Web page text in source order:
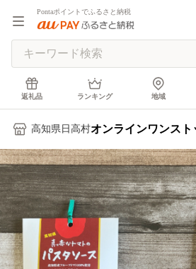
Pontaポイントでふるさと納税
返礼品 ランキング 地域
高知県日高村オンラインワンスト